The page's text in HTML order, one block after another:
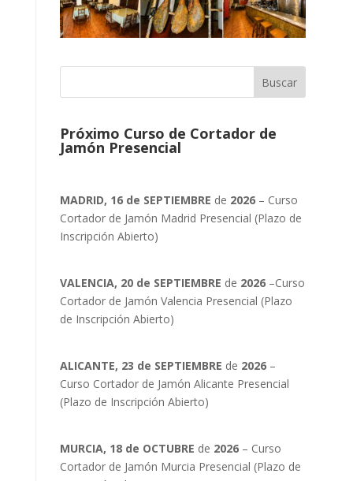
Próximo Curso de Cortador de
Jamón Presencial
MADRID, 16 de SEPTIEMBRE de 2026– Curso
Cortador de Jamón Madrid Presencial (Plazo de
Inscripción Abierto)
VALENCIA, 20 de SEPTIEMBRE de 2026–Curso
Cortador de Jamón Valencia Presencial (Plazo
de Inscripción Abierto)
ALICANTE, 23 de SEPTIEMBRE de 2026–
Curso Cortador de Jamón Alicante Presencial
(Plazo de Inscripción Abierto)
MURCIA, 18 de OCTUBRE de 2026– Curso
Cortador de Jamón Murcia Presencial (Plazo de